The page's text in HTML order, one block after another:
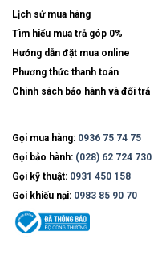
Lịch sử mua hàng
Tìm hiểu mua trả góp 0%
Hướng dẫn đặt mua online
Phương thức thanh toán
Chính sách bảo hành và đổi trả
Gọi mua hàng: 0936 75 74 75
Gọi bảo hành: (028) 62 724 730
Gọi kỹ thuật: 0931 450 158
Gọi khiếu nại: 0983 85 90 70